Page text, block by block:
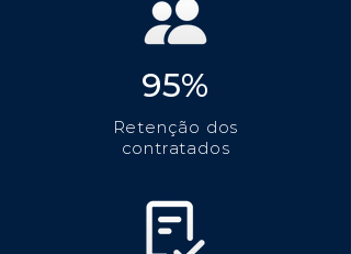
95%
Retenção dos
contratados